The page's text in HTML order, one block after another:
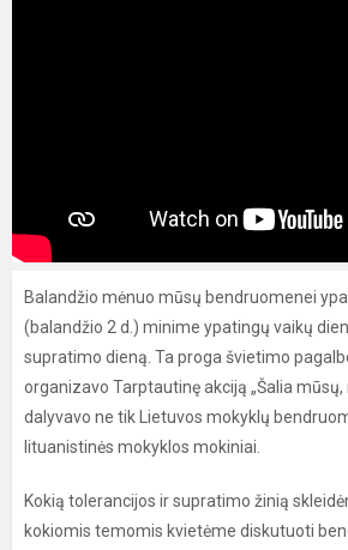
Balandžio mėnuo mūsų bendruomenei
(balandžio 2 d.) minime ypatingų vaikų
supratimo dieną. Ta proga švietimo
organizavo Tarptautinę akciją „Šalia mūsų,
dalyvavo ne tik Lietuvos mokyklų
lituanistinės mokyklos mokiniai.
Kokią tolerancijos ir supratimo žinią
kokiomis temomis kvietėme diskutuoti